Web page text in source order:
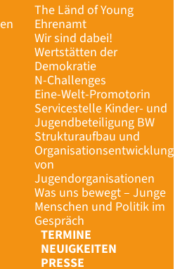
The Länd of Young
Ehrenamt
Wir sind dabei!
Wertstätten der
Demokratie
N-Challenges
Eine-Welt-Promotorin
Servicestelle Kinder- und
Jugendbeteiligung BW
Strukturaufbau und
Organisationsentwicklung
von
Jugendorganisationen
Was uns bewegt – Junge
Menschen und Politik im
Gespräch
TERMINE
NEUIGKEITEN
PRESSE